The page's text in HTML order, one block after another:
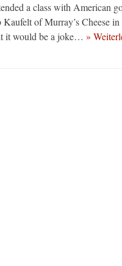
a class with American
Kaufelt of Murray’s Cheese
it would be a joke… »